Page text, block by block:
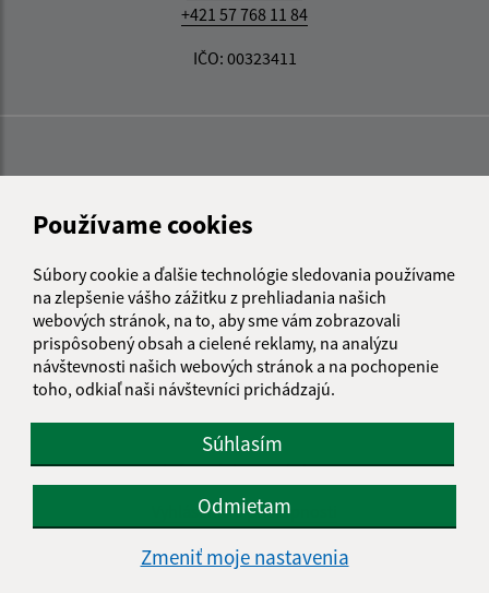
Používame cookies
Súbory cookie a ďalšie technológie sledovania používame
na zlepšenie vášho zážitku z prehliadania našich
webových stránok, na to, aby sme vám zobrazovali
prispôsobený obsah a cielené reklamy, na analýzu
návštevnosti našich webových stránok a na pochopenie
toho, odkiaľ naši návštevníci prichádzajú.
Súhlasím
Odmietam
Zmeniť moje nastavenia
+421 57 768 11 84
IČO: 00323411
Informácie o stránke:
Vyhlásenie o prístupnosti
Ochrana osobných údajov